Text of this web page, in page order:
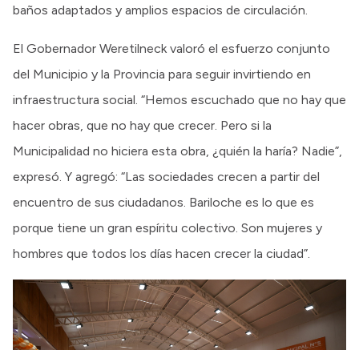
baños adaptados y amplios espacios de circulación.
El Gobernador Weretilneck valoró el esfuerzo conjunto
del Municipio y la Provincia para seguir invirtiendo en
infraestructura social. “Hemos escuchado que no hay que
hacer obras, que no hay que crecer. Pero si la
Municipalidad no hiciera esta obra, ¿quién la haría? Nadie”,
expresó. Y agregó: “Las sociedades crecen a partir del
encuentro de sus ciudadanos. Bariloche es lo que es
porque tiene un gran espíritu colectivo. Son mujeres y
hombres que todos los días hacen crecer la ciudad”.